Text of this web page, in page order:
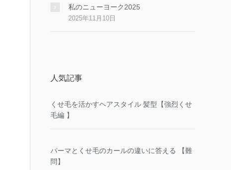
私のニューヨーク2025
2025年11月10日
人気記事
くせ毛を活かすヘアスタイル 髪型【強烈くせ
毛編 】
パーマとくせ毛のカールの違いに答える 【難
問】